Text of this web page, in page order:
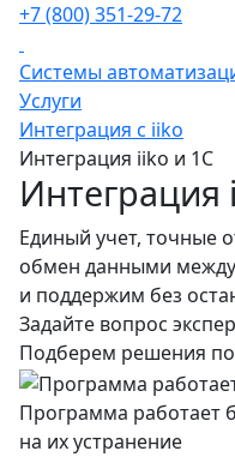
+7 (800) 351-29-72
Системы
Услуги
Интеграция с iiko
Интеграция iiko и 1С
Интеграция
Единый учет, точные
обмен данными
и поддержим без
Задайте вопрос
Подберем решения
Программа работает
на их устранение